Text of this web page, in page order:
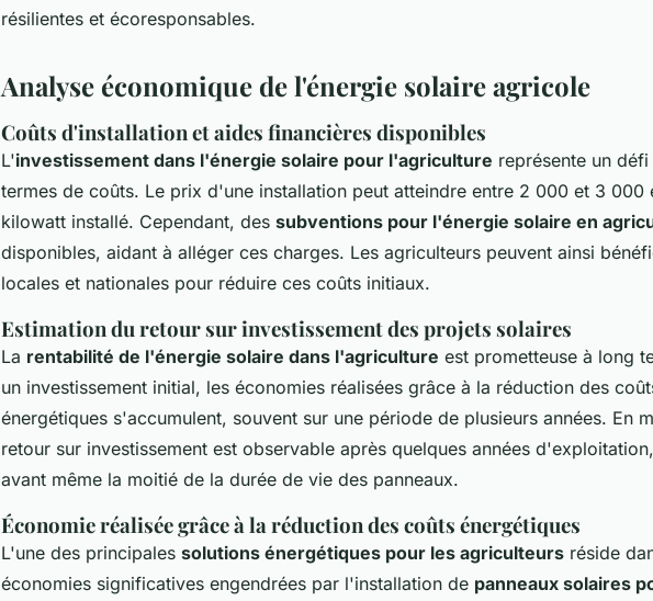
résilientes et écoresponsables.
Analyse économique de l'énergie solaire agricole
Coûts d'installation et aides financières disponibles
L'investissement dans l'énergie solaire pour l'agriculture représente un
termes de coûts. Le prix d'une installation peut atteindre entre 2 000 et 3 000
kilowatt installé. Cependant, des subventions pour l'énergie solaire en
disponibles, aidant à alléger ces charges. Les agriculteurs peuvent ainsi
locales et nationales pour réduire ces coûts initiaux.
Estimation du retour sur investissement des projets solaires
La rentabilité de l'énergie solaire dans l'agriculture est prometteuse à long
un investissement initial, les économies réalisées grâce à la réduction des
énergétiques s'accumulent, souvent sur une période de plusieurs années. En
retour sur investissement est observable après quelques années
avant même la moitié de la durée de vie des panneaux.
Économie réalisée grâce à la réduction des coûts énergétiques
L'une des principales solutions énergétiques pour les agriculteurs réside
économies significatives engendrées par l'installation de panneaux solaires